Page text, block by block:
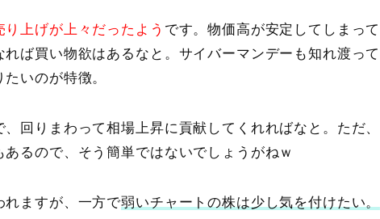
上げが上々だったよう です。物価高が安定してしまって
ば買い物欲はあるなと。サイバーマンデーも知れ渡って
いのが特徴。
回りまわって相場上昇に貢献してくれればなと。ただ、
るので、そう簡単ではないでしょうがねｗ
れますが、一方で弱いチャートの株は少し気を付けたい。